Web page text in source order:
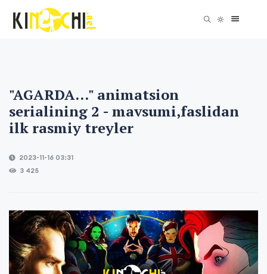
"AGARDA..." animatsion
serialining 2 - mavsumi,faslidan
ilk rasmiy treyler
2023-11-16 03:31
3 425